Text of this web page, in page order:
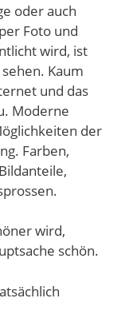
oder auch
Foto und
wird, ist
Kaum
und das
Moderne
der
Farben,
wird,
schön.